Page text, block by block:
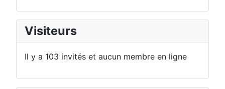
Visiteurs
Il y a 103 invités et aucun membre en ligne